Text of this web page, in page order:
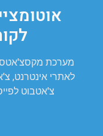
מערכת
לאתרי אינטרנט,
צ'אטבוט